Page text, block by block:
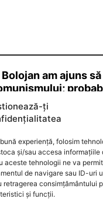
ți
experiență, folosim
și/sau accesa informațiile
aceste tehnologii ne va
de navigare sau ID-uri
retragerea consimțământului
și funcții.
am ajuns
Invitat la Marius Tucă
Cristoiu susține că
consumului de energie